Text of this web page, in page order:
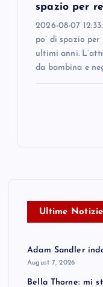
spazio per
2026-08-07
po’ di spazio
ultimi anni.
da bambina e
Ultime Notizie
Adam Sandler
August 7, 2026
Bella Thorne: mi